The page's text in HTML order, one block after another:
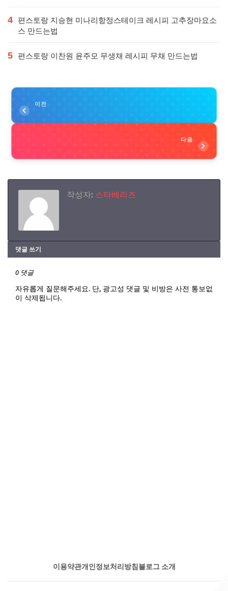
4
편스토랑 지승현 미나리항정스테이크 레시피 고추장마요소
스 만드는법
5 편스토랑 이찬원 윤주모 무생채 레시피 무채 만드는법
이전
다음
작성자: 스타베리즈
댓글 쓰기
0 댓글
자유롭게 질문해주세요. 단, 광고성 댓글 및 비방은 사전 통보없
이 삭제됩니다.
이용약관개인정보처리방침 블로그 소개